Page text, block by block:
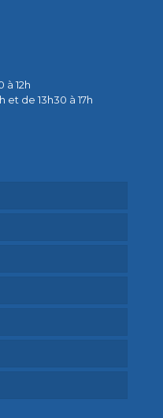
12h
et de 13h30 à 17h